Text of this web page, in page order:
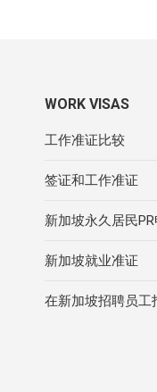
WORK VISAS
工作准证比较
签证和工作准证
新加坡永久居民
新加坡就业准证
在新加坡招聘员工